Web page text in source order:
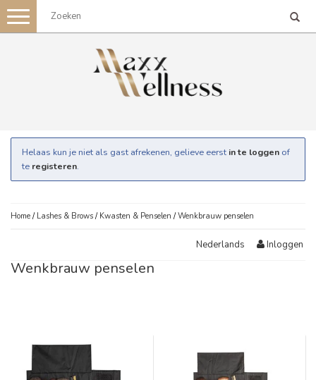
Toggle
navigation
Helaas kun je niet als gast afrekenen, gelieve eerst in te loggen of
te registeren.
Home / Lashes & Brows / Kwasten & Penselen /Wenkbrauw penselen
Nederlands Inloggen
Wenkbrauw penselen